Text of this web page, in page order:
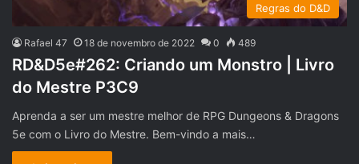
Regras do D&D
Rafael 47 18 de novembro de 2022 0 489
RD&D5e#262: Criando um Monstro | Livro
do Mestre P3C9
Aprenda a ser um mestre melhor de RPG Dungeons & Dragons
5e com o Livro do Mestre. Bem-vindo a mais…